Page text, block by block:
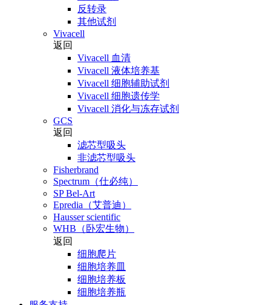
反转录
其他试剂
Vivacell
返回
Vivacell 血清
Vivacell 液体培养基
Vivacell 细胞辅助试剂
Vivacell 细胞遗传学
Vivacell 消化与冻存试剂
GCS
返回
滤芯型吸头
非滤芯型吸头
Fisherbrand
Spectrum（仕必纯）
SP Bel-Art
Epredia（艾普迪）
Hausser scientific
WHB（卧宏生物）
返回
细胞爬片
细胞培养皿
细胞培养板
细胞培养瓶